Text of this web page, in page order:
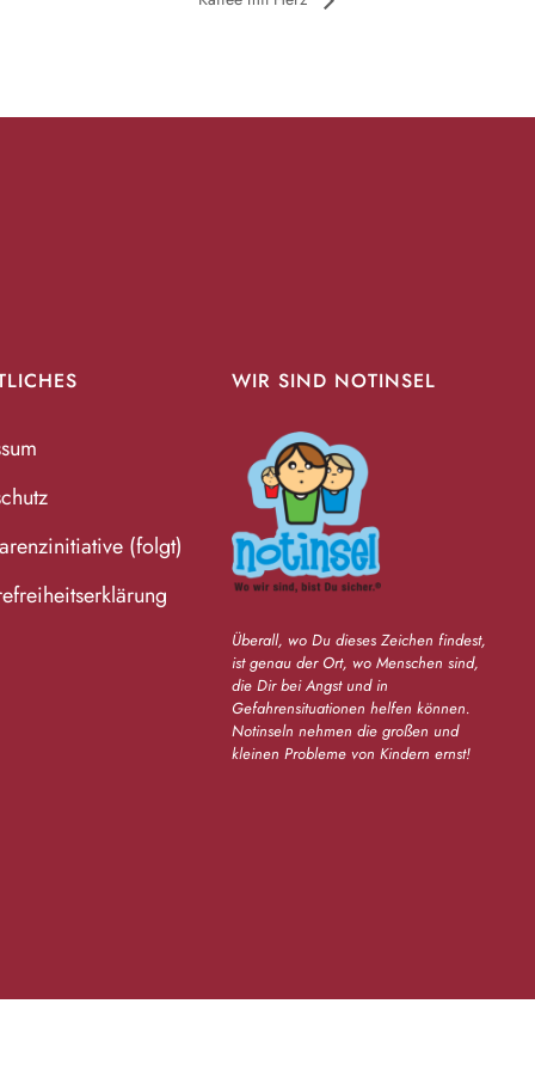
(folgt)
WIR SIND NOTINSEL
Überall, wo Du dieses Zeichen findest,
ist genau der Ort, wo Menschen sind,
die Dir bei Angst und in
Gefahrensituationen helfen können.
Notinseln nehmen die großen und
kleinen Probleme von Kindern ernst!